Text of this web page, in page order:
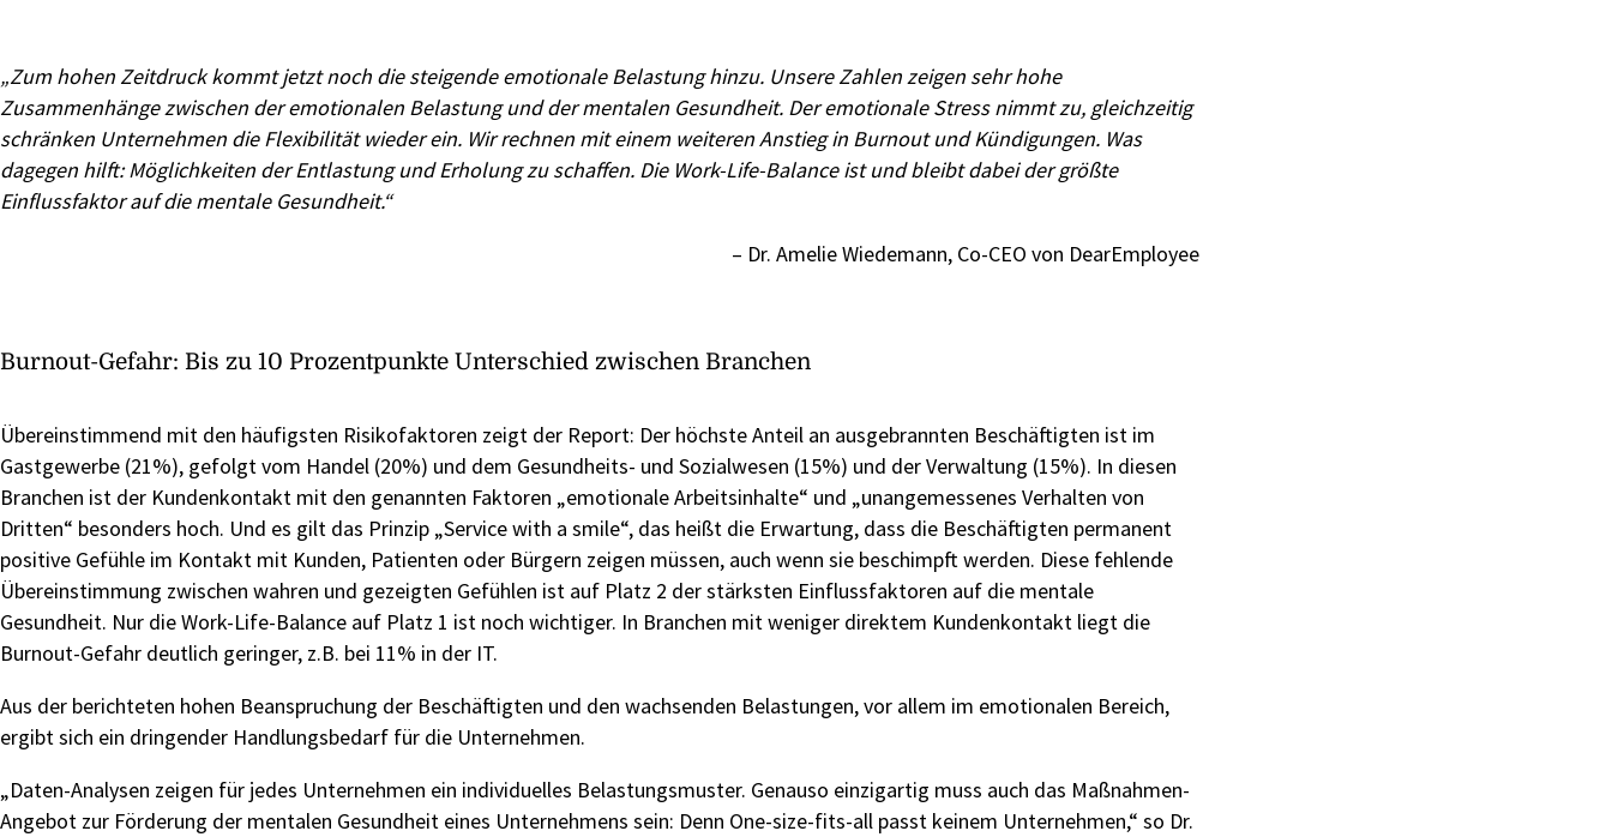
„Zum hohen Zeitdruck kommt jetzt noch die steigende emotionale Belastung hinzu. Unsere Zahlen zeigen sehr hohe
Zusammenhänge zwischen der emotionalen Belastung und der mentalen Gesundheit. Der emotionale Stress nimmt zu, gleichzeitig
schränken Unternehmen die Flexibilität wieder ein. Wir rechnen mit einem weiteren Anstieg in Burnout und Kündigungen. Was
dagegen hilft: Möglichkeiten der Entlastung und Erholung zu schaffen. Die Work-Life-Balance ist und bleibt dabei der größte
Einflussfaktor auf die mentale Gesundheit.“
– Dr. Amelie Wiedemann, Co-CEO von DearEmployee
Burnout-Gefahr: Bis zu 10 Prozentpunkte Unterschied zwischen Branchen
Übereinstimmend mit den häufigsten Risikofaktoren zeigt der Report: Der höchste Anteil an ausgebrannten Beschäftigten ist im
Gastgewerbe (21%), gefolgt vom Handel (20%) und dem Gesundheits- und Sozialwesen (15%) und der Verwaltung (15%). In diesen
Branchen ist der Kundenkontakt mit den genannten Faktoren „emotionale Arbeitsinhalte“ und „unangemessenes Verhalten von
Dritten“ besonders hoch. Und es gilt das Prinzip „Service with a smile“, das heißt die Erwartung, dass die Beschäftigten permanent
positive Gefühle im Kontakt mit Kunden, Patienten oder Bürgern zeigen müssen, auch wenn sie beschimpft werden. Diese fehlende
Übereinstimmung zwischen wahren und gezeigten Gefühlen ist auf Platz 2 der stärksten Einflussfaktoren auf die mentale
Gesundheit. Nur die Work-Life-Balance auf Platz 1 ist noch wichtiger. In Branchen mit weniger direktem Kundenkontakt liegt die
Burnout-Gefahr deutlich geringer, z.B. bei 11% in der IT.
Aus der berichteten hohen Beanspruchung der Beschäftigten und den wachsenden Belastungen, vor allem im emotionalen Bereich,
ergibt sich ein dringender Handlungsbedarf für die Unternehmen.
„Daten-Analysen zeigen für jedes Unternehmen ein individuelles Belastungsmuster. Genauso einzigartig muss auch das Maßnahmen-
Angebot zur Förderung der mentalen Gesundheit eines Unternehmens sein: Denn One-size-fits-all passt keinem Unternehmen,“ so Dr.